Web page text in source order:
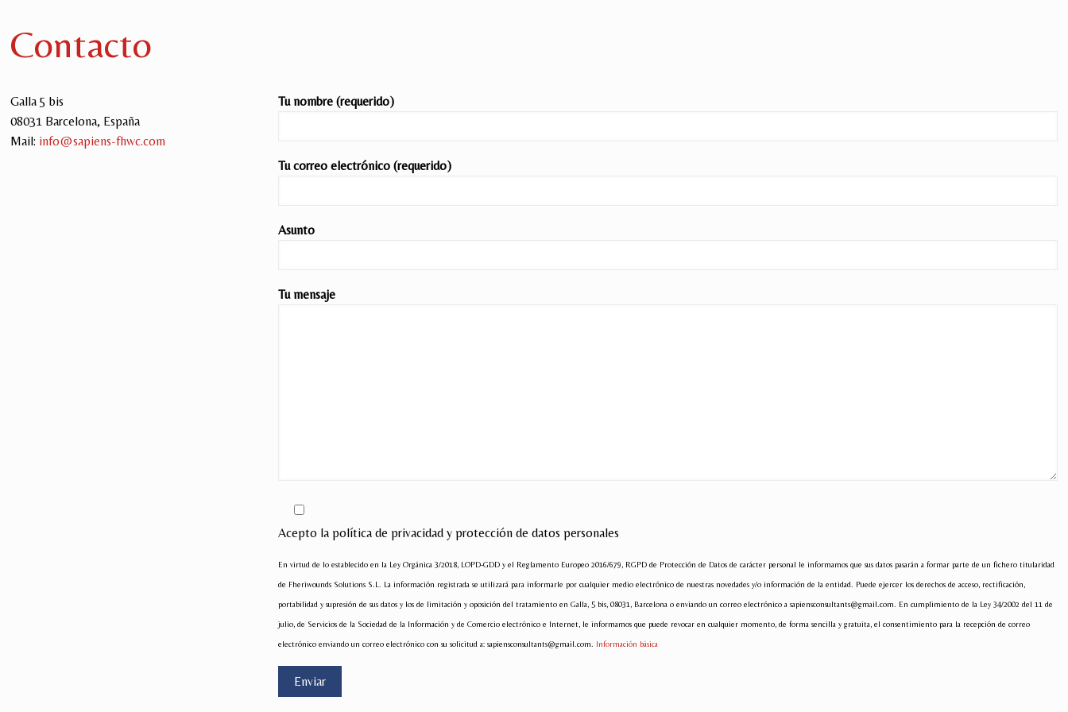
Contacto
Galla 5 bis
08031 Barcelona, España
Mail: info@sapiens-fhwc.com
Tu nombre (requerido)
Tu correo electrónico (requerido)
Asunto
Tu mensaje
Acepto la política de privacidad y protección de datos personales
En virtud de lo establecido en la Ley Orgánica 3/2018, LOPD-GDD y el Reglamento Europeo 2016/679, RGPD de Protección de Datos de carácter personal le informamos que sus datos pasarán a formar parte de un fichero titularidad
de Fheriwounds Solutions S.L. La información registrada se utilizará para informarle por cualquier medio electrónico de nuestras novedades y/o información de la entidad. Puede ejercer los derechos de acceso, rectificación,
portabilidad y supresión de sus datos y los de limitación y oposición del tratamiento en Galla, 5 bis, 08031, Barcelona o enviando un correo electrónico a sapiensconsultants@gmail.com. En cumplimiento de la Ley 34/2002 del 11 de
julio, de Servicios de la Sociedad de la Información y de Comercio electrónico e Internet, le informamos que puede revocar en cualquier momento, de forma sencilla y gratuita, el consentimiento para la recepción de correo
electrónico enviando un correo electrónico con su solicitud a: sapiensconsultants@gmail.com. Información básica